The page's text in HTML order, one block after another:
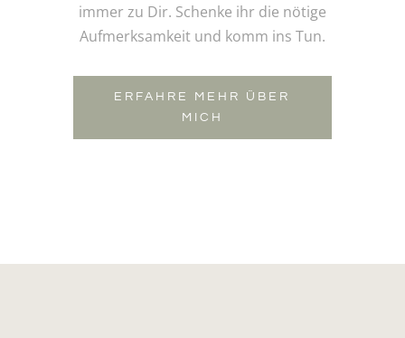
immer zu Dir. Schenke ihr die nötige
Aufmerksamkeit und komm ins Tun.
ERFAHRE MEHR ÜBER
MICH